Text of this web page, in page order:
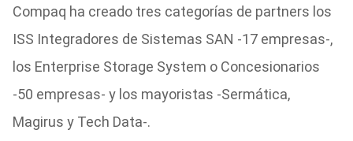
Compaq ha creado tres categorías de partners los
ISS Integradores de Sistemas SAN -17 empresas-,
los Enterprise Storage System o Concesionarios
-50 empresas- y los mayoristas -Sermática,
Magirus y Tech Data-.